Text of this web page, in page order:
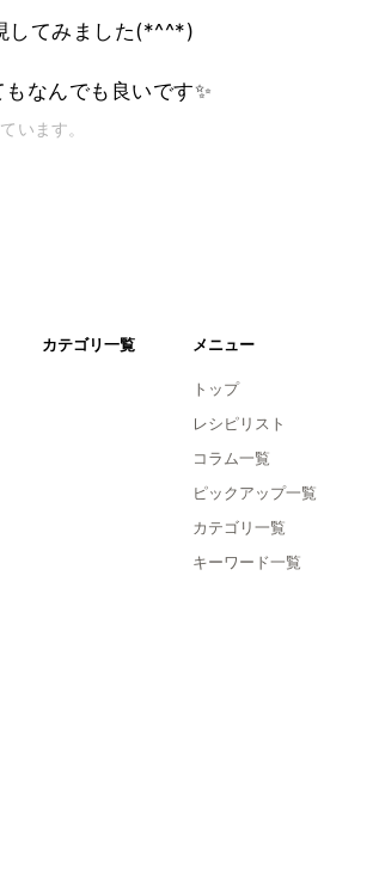
してみました(*^^*)
なんでも良いです✨
います。
カテゴリ一覧 メニュー
トップ
レシピリスト
コラム一覧
ピックアップ一覧
カテゴリ一覧
キーワード一覧